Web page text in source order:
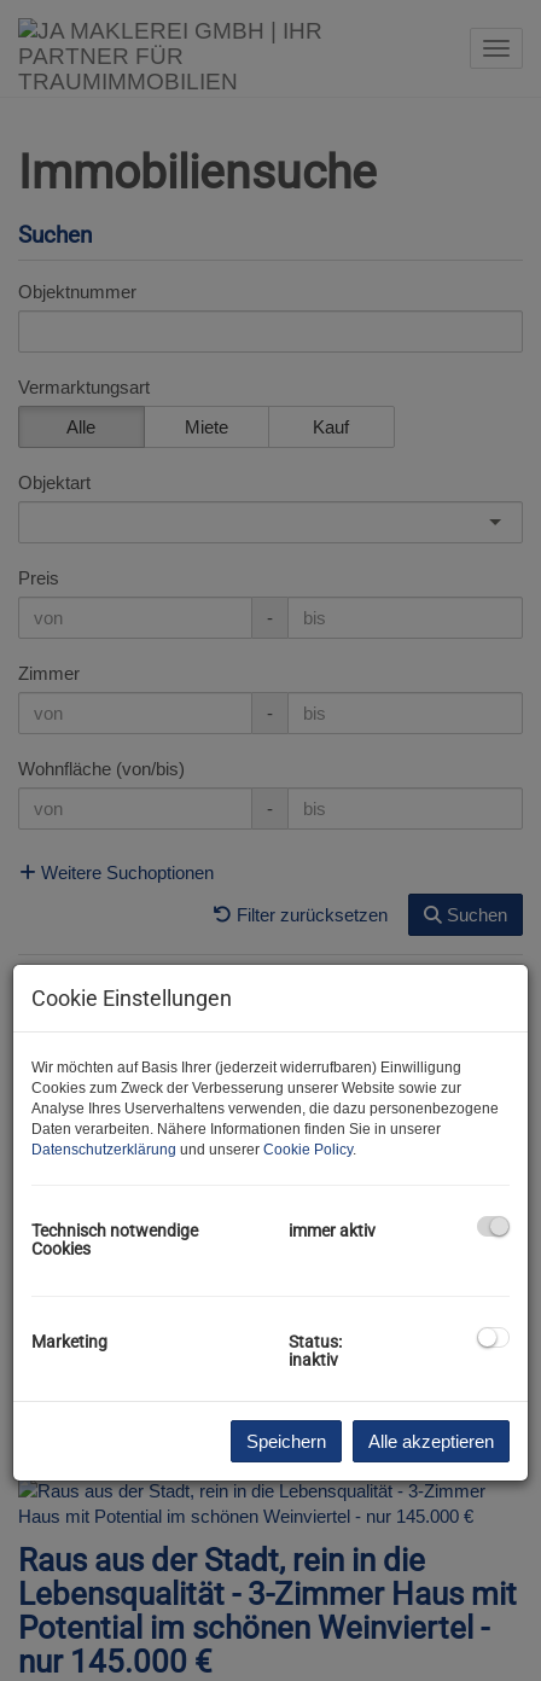
Immobiliensuche
Suchen
Objektnummer
Vermarktungsart
Alle
Miete Kauf
Objektart
Preis
-
Zimmer
-
Wohnfläche (von/bis)
-
Weitere Suchoptionen
Filter zurücksetzen Suchen
Baugrundstück mit 401m² in ruhiger
Kaufpreis
Raus aus der Stadt, rein in die
Lebensqualität - 3-Zimmer Haus mit
Potential im schönen Weinviertel -
nur 145.000 €
Cookie Einstellungen
Wir möchten auf Basis Ihrer (jederzeit widerrufbaren) Einwilligung
Cookies zum Zweck der Verbesserung unserer Website sowie zur
Analyse Ihres Userverhaltens verwenden, die dazu personenbezogene
Daten verarbeiten. Nähere Informationen finden Sie in unserer
Datenschutzerklärung und unserer Cookie Policy.
Technisch notwendige
Cookies
immer aktiv
Marketing
Status:
inaktiv
Speichern Alle akzeptieren